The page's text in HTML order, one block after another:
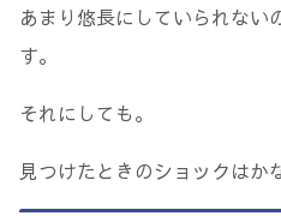
あまり悠長にしていられない
す。
それにしても。
見つけたときのショックはか